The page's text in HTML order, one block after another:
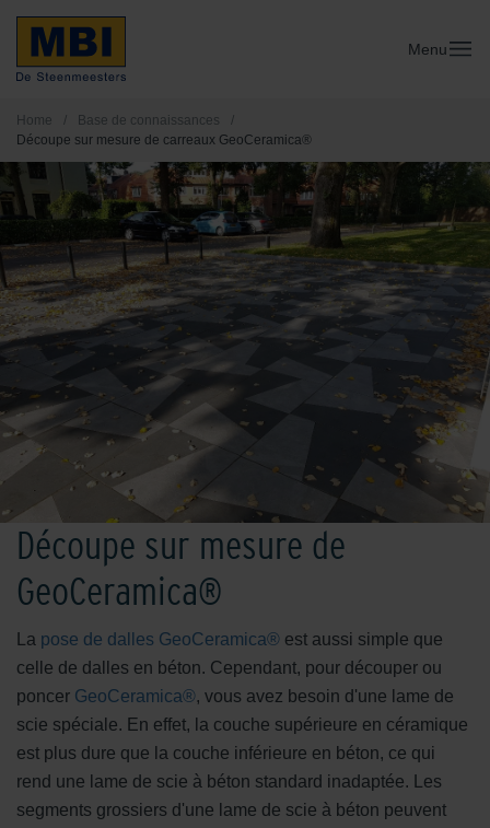
Menu
Home / Base de connaissances
/
Découpe sur mesure de carreaux GeoCeramica®
Découpe sur mesure de
GeoCeramica®
La pose de dalles GeoCeramica® est aussi simple que
celle de dalles en béton. Cependant, pour découper ou
poncer GeoCeramica®, vous avez besoin d'une lame de
scie spéciale. En effet, la couche supérieure en céramique
est plus dure que la couche inférieure en béton, ce qui
rend une lame de scie à béton standard inadaptée. Les
segments grossiers d'une lame de scie à béton peuvent